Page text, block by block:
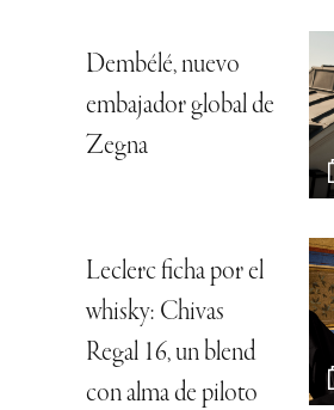
Dembélé, nuevo
embajador global de
Zegna
Leclerc ficha por el
whisky: Chivas
Regal 16, un blend
con alma de piloto